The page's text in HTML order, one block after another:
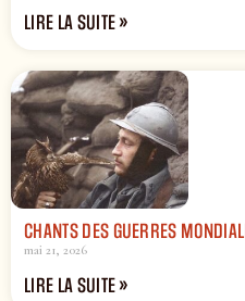
LIRE LA SUITE »
CHANTS DES GUERRES
mai 21, 2026
LIRE LA SUITE »